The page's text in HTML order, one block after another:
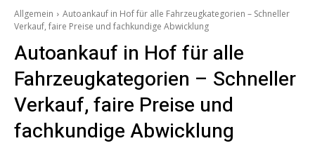
Allgemein
Autoankauf in Hof für alle Fahrzeugkategorien – Schneller
Verkauf, faire Preise und fachkundige Abwicklung
Autoankauf in Hof für alle
Fahrzeugkategorien – Schneller
Verkauf, faire Preise und
fachkundige Abwicklung